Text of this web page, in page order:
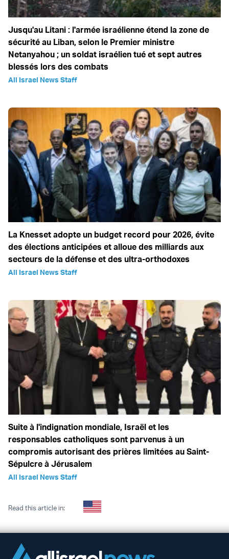
Jusqu'au Litani : l'armée israélienne étend la zone de
sécurité au Liban, selon le Premier ministre
Netanyahou ; un soldat israélien tué et sept autres
blessés lors des combats
All Israel News Staff
La Knesset adopte un budget record pour 2026, évite
des élections anticipées et alloue des milliards aux
secteurs de la défense et des ultra-orthodoxes
All Israel News Staff
Suite à l'indignation mondiale, Israël et les
responsables catholiques sont parvenus à un
compromis autorisant des prières limitées au Saint-
Sépulcre à Jérusalem
All Israel News Staff
Read this article in: